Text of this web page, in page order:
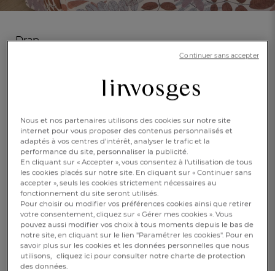
FR DE
AT
BE
CH
Drap
Caractéristique :
Drap 1 pers.
180x310cm 240x310cm 270x310cm
Epuisé
59,00 €
Nous et nos partenaires utilisons des cookies sur notre site
internet pour vous proposer des contenus personnalisés et
adaptés à vos centres d’intérêt, analyser le trafic et la
performance du site, personnaliser la publicité.
En cliquant sur « Accepter », vous consentez à l'utilisation de tous
les cookies placés sur notre site. En cliquant sur « Continuer sans
accepter », seuls les cookies strictement nécessaires au
fonctionnement du site seront utilisés.
Pour choisir ou modifier vos préférences cookies ainsi que retirer
votre consentement, cliquez sur « Gérer mes cookies ». Vous
pouvez aussi modifier vos choix à tous moments depuis le bas de
notre site, en cliquant sur le lien "Paramétrer les cookies". Pour en
savoir plus sur les cookies et les données personnelles que nous
utilisons, cliquez ici pour consulter notre charte de protection
des données.
Continuer sans accepter